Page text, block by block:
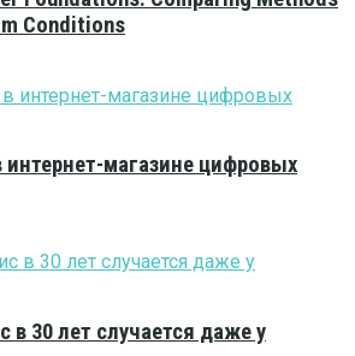
Conditions
магазине цифровых
в 30 лет случается даже у